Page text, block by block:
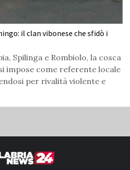
il clan vibonese che sfidò i
Spilinga e Rombiolo, la cosca
impose come referente locale
per rivalità violente e